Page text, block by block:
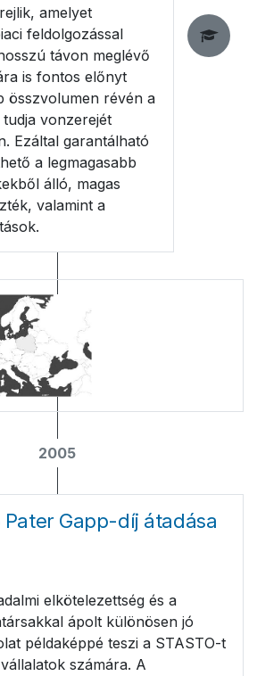
amelyet
feldolgozással
távon meglévő
is fontos előnyt
összvolumen révén a
vonzerejét
Ezáltal garantálható
a legmagasabb
álló, magas
valamint a
2005
Pater Gapp-díj átadása
elkötelezettség és a
ápolt különösen jó
példaképpé teszi a STASTO-t
számára. A